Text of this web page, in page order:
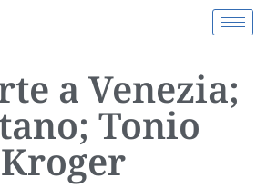
a Venezia;
Tonio
Kroger